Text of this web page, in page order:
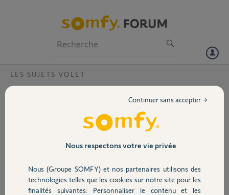
Volet
Sécurité
LES SUJETS VOLET
Problème appairage volet velux et somfy
Je possède des stores extérieurs velux commmandé par des
Lors de l'installation de la tahoma aucun problème j'ai pu connecter
tous les velux.
Nous respectons votre vie privée
Nous (Groupe SOMFY) et nos partenaires utilisons des
technologies telles que les cookies sur notre site pour les
finalités suivantes: Personnaliser le contenu et les
Continuer sans accepter →